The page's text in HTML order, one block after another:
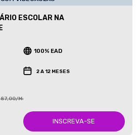
ESCOLAR NA
100% EAD
2 A 12 MESES
Mês
INSCREVA-SE